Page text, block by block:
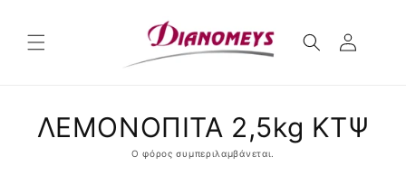
περιεχόμενο
πληροφορίες
ΛΕΜΟΝΟΠΙΤΑ 2,5kg ΚΤΨ
Ο φόρος συμπεριλαμβάνεται.